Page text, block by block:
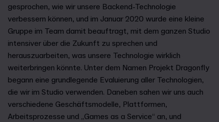
gesprochen, wie wir unsere Backend-Technologie
verbessern können, und im Januar 2020 wurde eine kleine
Gruppe im Team damit beauftragt, mit dem ganzen Studio
intensiver über die Zukunft zu sprechen und
herauszuarbeiten, was unsere Technologie wirklich
weiterbringen könnte. Unter dem Namen Projekt Dragonfly
begann eine grundlegende Evaluierung aller Technologien,
die wir im Studio verwenden. Daneben sahen wir uns auch
verschiedene Geschäftsmodelle, Plattformen,
Arbeitsprozesse und „Games as a Service“ an, und